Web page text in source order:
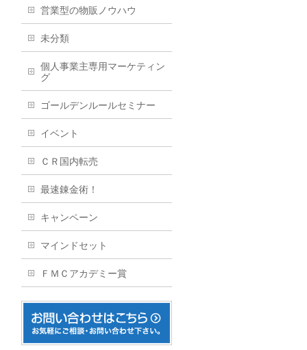
営業型の物販ノウハウ
未分類
個人事業主専用マーケティン
グ
ゴールデンルールセミナー
イベント
ＣＲ国内転売
最速錬金術！
キャンペーン
マインドセット
ＦＭＣアカデミー賞